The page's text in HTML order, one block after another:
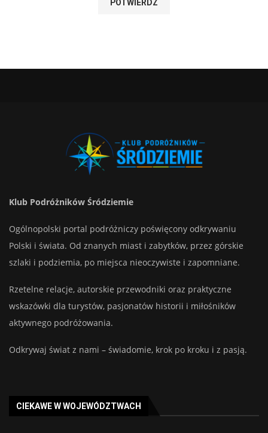
Klub Podróżników Śródziemie
Ogólnopolski portal podróżniczy poświęcony odkrywaniu
Polski i świata. Od znanych miast i zabytków, przez górskie
szlaki i podziemia, po miejsca nieoczywiste i zapomniane.
Rzetelne relacje, autorskie przewodniki oraz praktyczne
wskazówki dla turystów, pasjonatów historii i miłośników
aktywnego podróżowania.
Odkrywaj świat z nami – świadomie, krok po kroku i z pasją.
CIEKAWE W WOJEWÓDZTWACH